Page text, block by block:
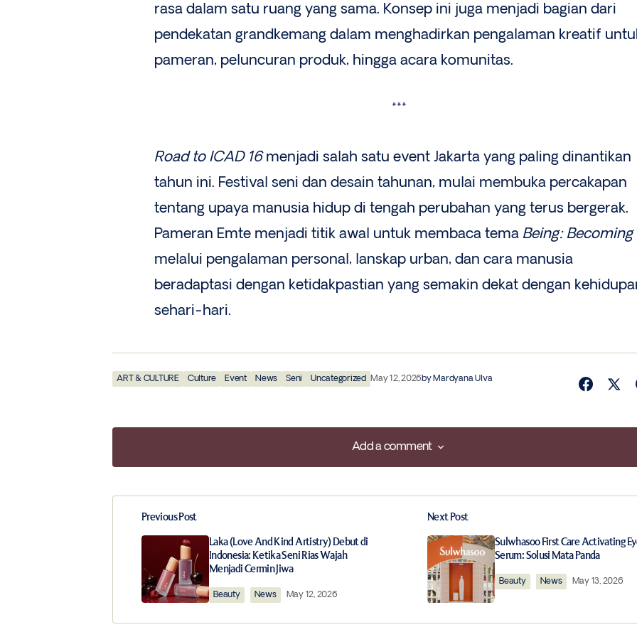
rasa dalam satu ruang yang sama. Konsep ini juga menjadi bagian dari
pendekatan grandkemang dalam menghadirkan pengalaman kreatif
pameran, peluncuran produk, hingga acara komunitas.
***
Road to ICAD 16menjadi salah satu event Jakarta yang paling dinantikan
tahun ini. Festival seni dan desain tahunan, mulai membuka percakapan
tentang upaya manusia hidup di tengah perubahan yang terus bergerak.
Pameran Emte menjadi titik awal untuk membaca tema Being: Becoming
melalui pengalaman personal, lanskap urban, dan cara manusia
beradaptasi dengan ketidakpastian yang semakin dekat dengan
sehari-hari.
ART & CULTURE Culture Event News Seni Uncategorized May 12, 2026byMardyana Ulva
Add a comment
Add a comment
Your email address will not be published. Required fields are marked
Comment*
Previous Post
Laka (Love And Kind Artistry) Debut di
Indonesia: Ketika Seni Rias Wajah
Menjadi Cermin Jiwa
Beauty News May 12, 2026
Next Post
Sulwhasoo First Care Activating
Serum: Solusi Mata Panda
Beauty News May 13, 2026